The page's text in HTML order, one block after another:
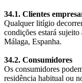
34.1. Clientes
Qualquer litígio
condições estará
Málaga, Espanha.
34.2. Consumidores
Os consumidores
residência habitual ou